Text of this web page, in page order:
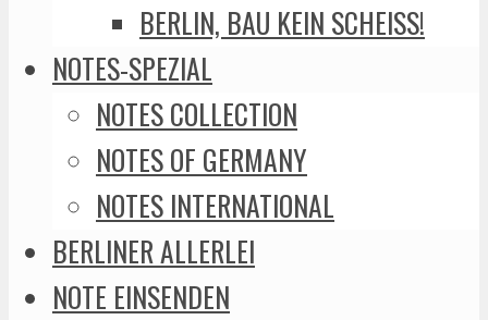
BERLIN, BAU KEIN SCHEISS!
NOTES-SPEZIAL
NOTES COLLECTION
NOTES OF GERMANY
NOTES INTERNATIONAL
BERLINER ALLERLEI
NOTE EINSENDEN